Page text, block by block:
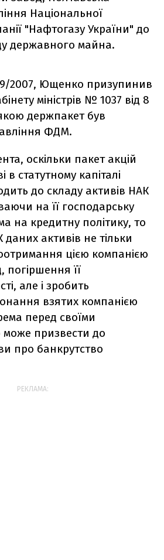
Національної
"Нафтогазу України" до
державного майна.
2007, Ющенко призупинив
міністрів № 1037 від 8
держпакет був
ФДМ.
оскільки пакет акцій
статутному капіталі
до складу активів НАК
на її господарську
на кредитну політику, то
активів не тільки
цією компанією
погіршення її
але і зробить
взятих компанією
перед своїми
призвести до
про банкрутство
РЕКЛАМА: